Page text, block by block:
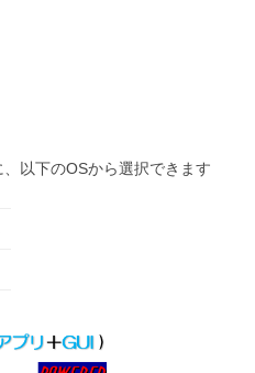
以下のOSから選択できます